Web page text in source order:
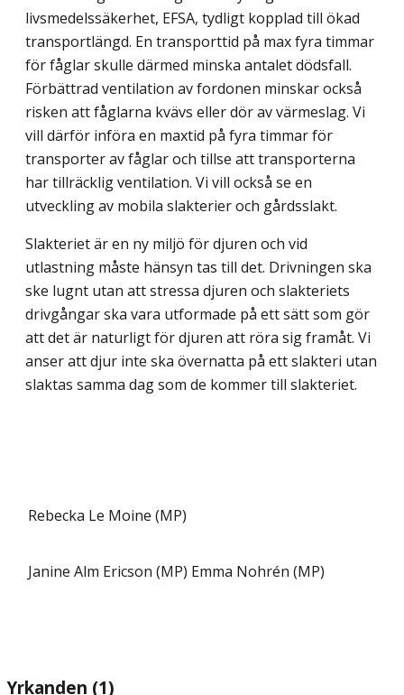
livsmedelssäkerhet, EFSA, tydligt kopplad till ökad
transportlängd. En transporttid på max fyra timmar
för fåglar skulle därmed minska antalet dödsfall.
Förbättrad ventilation av fordonen minskar också
risken att fåglarna kvävs eller dör av värmeslag. Vi
vill därför införa en maxtid på fyra timmar för
transporter av fåglar och tillse att transporterna
har tillräcklig ventilation. Vi vill också se en
utveckling av mobila slakterier och gårdsslakt.
Slakteriet är en ny miljö för djuren och vid
utlastning måste hänsyn tas till det. Driv­ningen ska
ske lugnt utan att stressa djuren och slakteriets
drivgångar ska vara utformade på ett sätt som gör
att det är naturligt för djuren att röra sig framåt. Vi
anser att djur inte ska övernatta på ett slakteri utan
slaktas samma dag som de kommer till slakteriet.
Rebecka Le Moine (MP)
Janine Alm Ericson (MP) Emma Nohrén (MP)
Yrkanden (1)